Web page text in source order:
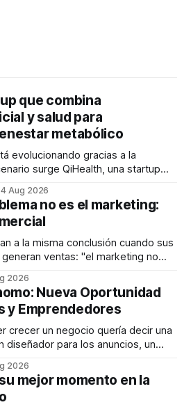
que combina
y salud para
metabólico
evolucionando gracias a la
surge QiHealth, una startup
inteligencia artificial y monitoreo
a las personas a tomar mejores
metabólica. Su propuesta busca
Aug 2026
no es el marketing:
a la misma conclusión cuando sus
ventas: "el marketing no
estar en otro lugar. Durante
SER PRO, el especialista en
que
2026
Nueva Oportunidad
y Emprendedores
crecer un negocio quería decir una
diseñador para los anuncios, un
supiera de publicidad digital
un vendedor para atender
—con suerte— una persona
2026
mejor momento en la